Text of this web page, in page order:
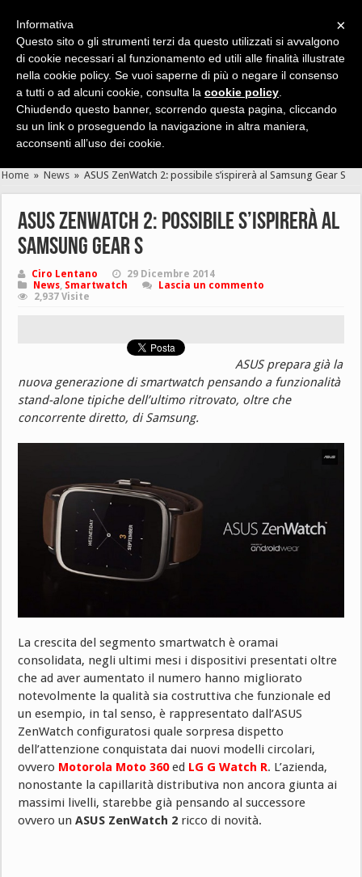
Cerca velocemente news, recensioni, guide, app, giochi ...
Home » News » ASUS ZenWatch 2: possibile s’ispirerà al Samsung Gear S
ASUS ZenWatch 2: possibile s’ispirerà al
Samsung Gear S
Ciro Lentano
29 Dicembre 2014
News, Smartwatch
Lascia un commento
2,937 Visite
ASUS prepara già la
nuova generazione di smartwatch pensando a funzionalità
stand-alone tipiche dell’ultimo ritrovato, oltre che
concorrente diretto, di Samsung.
La crescita del segmento smartwatch è oramai
consolidata, negli ultimi mesi i dispositivi presentati oltre
che ad aver aumentato il numero hanno migliorato
notevolmente la qualità sia costruttiva che funzionale ed
un esempio, in tal senso, è rappresentato dall’ASUS
ZenWatch configuratosi quale sorpresa dispetto
dell’attenzione conquistata dai nuovi modelli circolari,
ovvero Motorola Moto 360ed LG G Watch R. L’azienda,
nonostante la capillarità distributiva non ancora giunta ai
massimi livelli, starebbe già pensando al successore
ovvero unASUS ZenWatch 2 ricco di novità.
×
Informativa
Questo sito o gli strumenti terzi da questo utilizzati si avvalgono
di cookie necessari al funzionamento ed utili alle finalità illustrate
nella cookie policy. Se vuoi saperne di più o negare il consenso
a tutti o ad alcuni cookie, consulta la cookie policy
Chiudendo questo banner, scorrendo questa pagina, cliccando
su un link o proseguendo la navigazione in altra maniera,
acconsenti all’uso dei cookie.